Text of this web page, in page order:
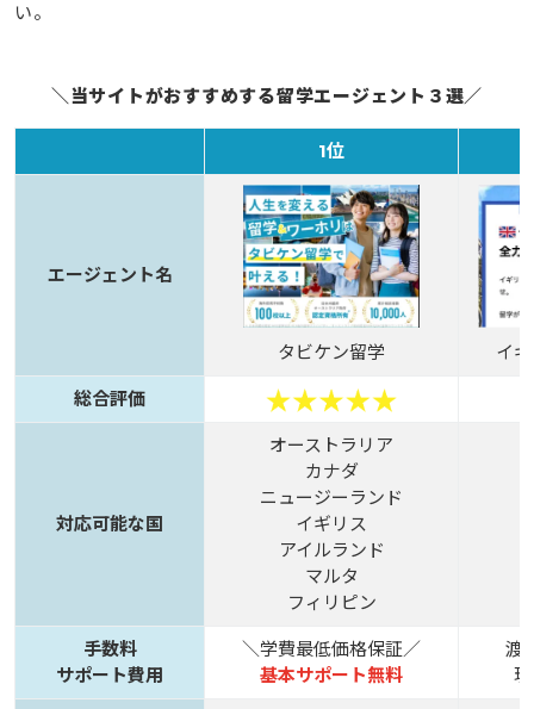
い。
＼当サイトがおすすめする留学エージェント３選／
1位
エージェント名
タビケン留学 イ
総合評価
対応可能な国
オーストラリア
カナダ
ニュージーランド
イギリス
アイルランド
マルタ
フィリピン
手数料
サポート費用
＼学費最低価格保証／
基本サポート無料
渡